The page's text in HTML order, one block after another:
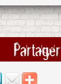
Partager